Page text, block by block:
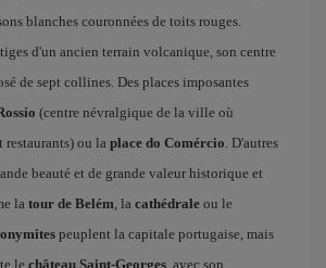
blanches couronnées de toits rouges.
d'un ancien terrain volcanique, son centre
de sept collines. Des places imposantes
(centre névralgique de la ville où
restaurants) ou la place do Comércio. D'autres
beauté et de grande valeur historique et
la tour de Belém, la cathédrale ou le
peuplent la capitale portugaise, mais
le château Saint-Georges, avec son